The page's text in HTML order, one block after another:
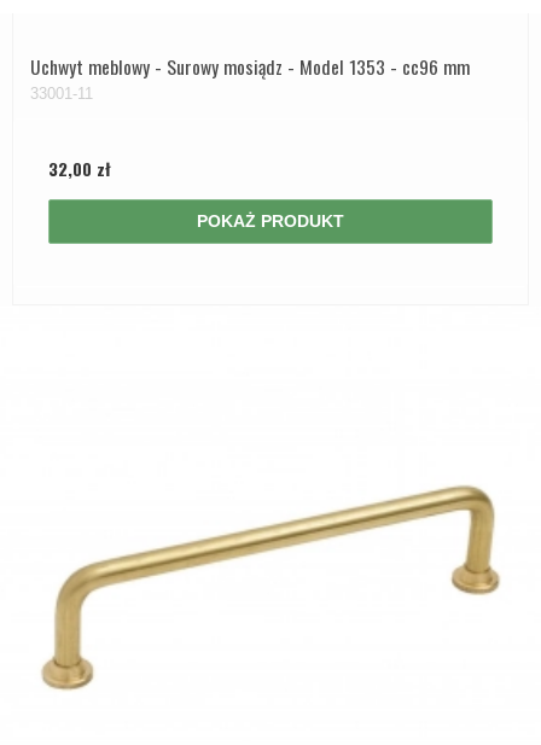
Uchwyt meblowy - Surowy mosiądz - Model 1353 - cc96 mm
33001-11
32,00 zł
POKAŻ PRODUKT